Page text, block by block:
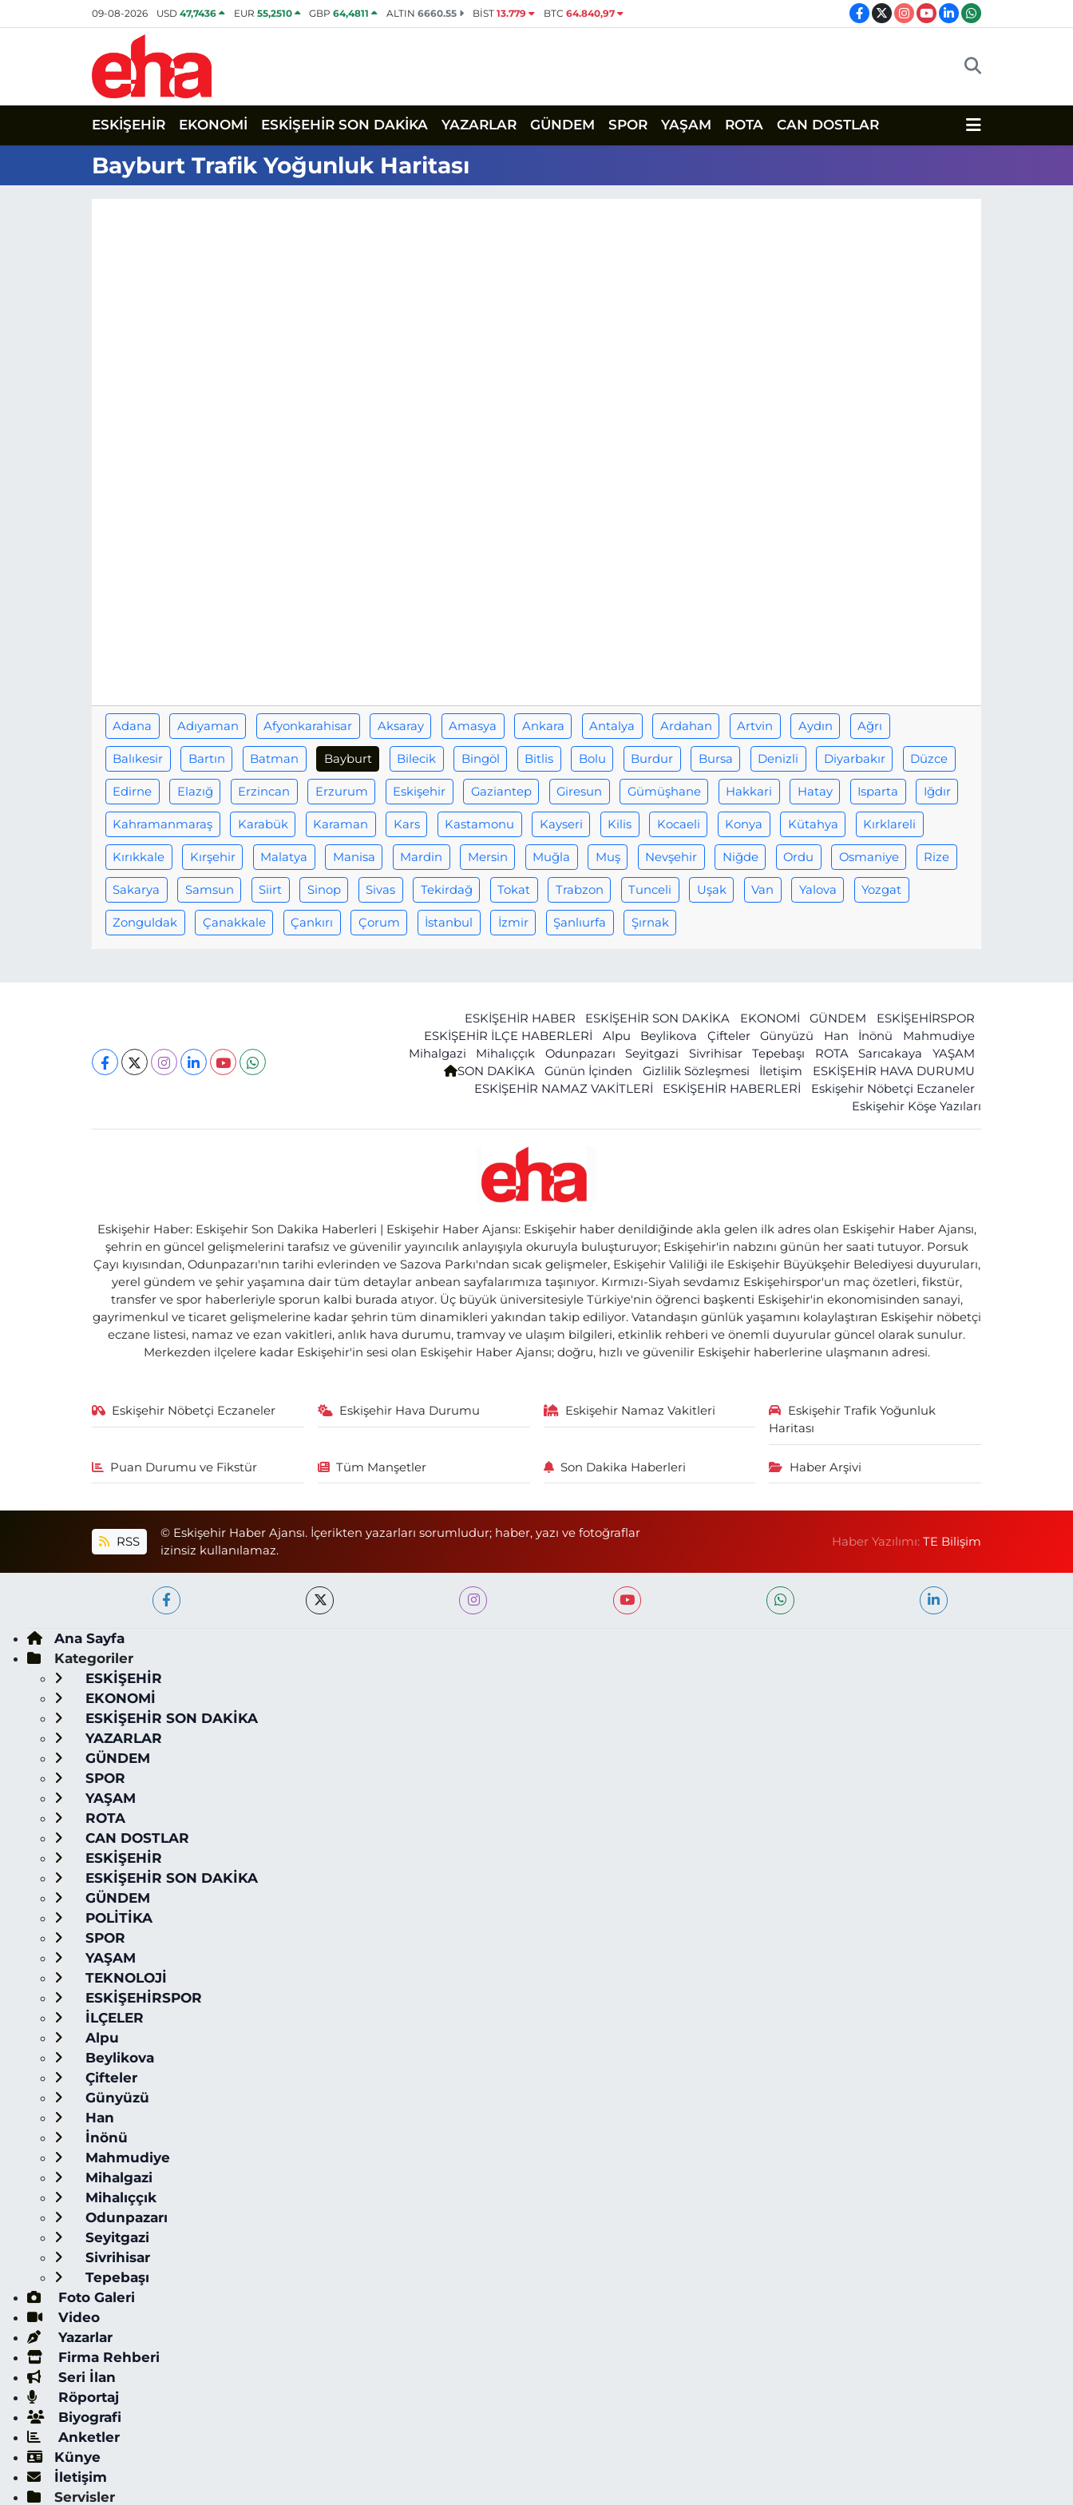
09-08-2026 USD47,7436 EUR 55,2510 GBP64,4811 ALTIN 6660.55 BİST13.779 BTC 64.840,97
ESKİŞEHİR EKONOMİ ESKİŞEHİR SON DAKİKA YAZARLAR GÜNDEM SPOR YAŞAM ROTA CAN DOSTLAR
Bayburt Trafik Yoğunluk Haritası
Adana Adıyaman Afyonkarahisar Aksaray Amasya Ankara Antalya Ardahan Artvin Aydın Ağrı
Balıkesir Bartın Batman Bayburt Bilecik Bingöl Bitlis Bolu Burdur Bursa Denizli Diyarbakır Düzce
Edirne Elazığ Erzincan Erzurum Eskişehir Gaziantep Giresun Gümüşhane Hakkari Hatay Isparta Iğdır
Kahramanmaraş Karabük Karaman Kars Kastamonu Kayseri Kilis Kocaeli Konya Kütahya Kırklareli
Kırıkkale Kırşehir Malatya Manisa Mardin Mersin Muğla Muş Nevşehir Niğde Ordu Osmaniye Rize
Sakarya Samsun Siirt Sinop Sivas Tekirdağ Tokat Trabzon Tunceli Uşak Van Yalova Yozgat
Zonguldak Çanakkale Çankırı Çorum İstanbul İzmir Şanlıurfa Şırnak
ESKİŞEHİR HABER ESKİŞEHİR SON DAKİKA EKONOMİ GÜNDEM
ESKİŞEHİRSPOR
ESKİŞEHİR İLÇE HABERLERİ
Alpu Beylikova Çifteler Günyüzü Han İnönü
Mahmudiye
Mihalgazi
Mihalıççık Odunpazarı Seyitgazi Sivrihisar Tepebaşı ROTA Sarıcakaya
YAŞAM
SON DAKİKA
Günün İçinden Gizlilik Sözleşmesi İletişim
ESKİŞEHİR HAVA DURUMU
ESKİŞEHİR NAMAZ VAKİTLERİ
ESKİŞEHİR HABERLERİ
Eskişehir Nöbetçi Eczaneler
Eskişehir Köşe Yazıları
Eskişehir Haber: Eskişehir Son Dakika Haberleri | Eskişehir Haber Ajansı: Eskişehir haber denildiğinde akla gelen ilk adres olan Eskişehir Haber Ajansı,
şehrin en güncel gelişmelerini tarafsız ve güvenilir yayıncılık anlayışıyla okuruyla buluşturuyor; Eskişehir'in nabzını günün her saati tutuyor. Porsuk
Çayı kıyısından, Odunpazarı'nın tarihi evlerinden ve Sazova Parkı'ndan sıcak gelişmeler, Eskişehir Valiliği ile Eskişehir Büyükşehir Belediyesi duyuruları,
yerel gündem ve şehir yaşamına dair tüm detaylar anbean sayfalarımıza taşınıyor. Kırmızı-Siyah sevdamız Eskişehirspor'un maç özetleri, fikstür,
transfer ve spor haberleriyle sporun kalbi burada atıyor. Üç büyük üniversitesiyle Türkiye'nin öğrenci başkenti Eskişehir'in ekonomisinden sanayi,
gayrimenkul ve ticaret gelişmelerine kadar şehrin tüm dinamikleri yakından takip ediliyor. Vatandaşın günlük yaşamını kolaylaştıran Eskişehir nöbetçi
eczane listesi, namaz ve ezan vakitleri, anlık hava durumu, tramvay ve ulaşım bilgileri, etkinlik rehberi ve önemli duyurular güncel olarak sunulur.
Merkezden ilçelere kadar Eskişehir'in sesi olan Eskişehir Haber Ajansı; doğru, hızlı ve güvenilir Eskişehir haberlerine ulaşmanın adresi.
Eskişehir Nöbetçi Eczaneler Eskişehir Hava Durumu Eskişehir Namaz Vakitleri
Eskişehir Trafik Yoğunluk
Haritası
Puan Durumu ve Fikstür Tüm Manşetler Son Dakika Haberleri Haber Arşivi
RSS
© Eskişehir Haber Ajansı. İçerikten yazarları sorumludur; haber, yazı ve fotoğraflar
izinsiz kullanılamaz.
Haber Yazılımı:TE Bilişim
Ana Sayfa
Kategoriler
ESKİŞEHİR
EKONOMİ
ESKİŞEHİR SON DAKİKA
YAZARLAR
GÜNDEM
SPOR
YAŞAM
ROTA
CAN DOSTLAR
ESKİŞEHİR
ESKİŞEHİR SON DAKİKA
GÜNDEM
POLİTİKA
SPOR
YAŞAM
TEKNOLOJİ
ESKİŞEHİRSPOR
İLÇELER
Alpu
Beylikova
Çifteler
Günyüzü
Han
İnönü
Mahmudiye
Mihalgazi
Mihalıççık
Odunpazarı
Seyitgazi
Sivrihisar
Tepebaşı
Foto Galeri
Video
Yazarlar
Firma Rehberi
Seri İlan
Röportaj
Biyografi
Anketler
Künye
İletişim
Servisler